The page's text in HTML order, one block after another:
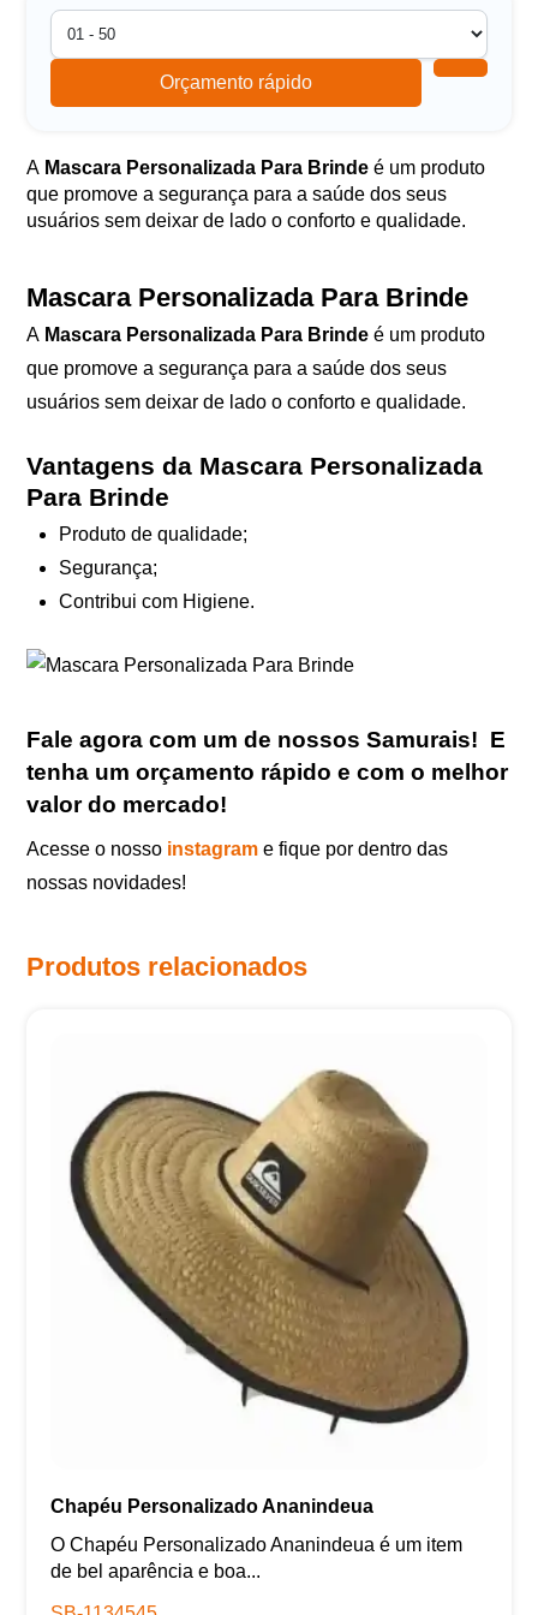
Orçamento rápido
A Mascara Personalizada Para Brindeé um produto
que promove a segurança para a saúde dos seus
usuários sem deixar de lado o conforto e qualidade.
Mascara Personalizada Para Brinde
A Mascara Personalizada Para Brindeé um produto
que promove a segurança para a saúde dos seus
usuários sem deixar de lado o conforto e qualidade.
Vantagens da Mascara Personalizada
Para Brinde
Produto de qualidade;
Segurança;
Contribui com Higiene.
Fale agora com um de nossos Samurais! E
tenha um orçamento rápido e com o melhor
valor do mercado!
Acesse o nosso instagram e fique por dentro das
nossas novidades!
Produtos relacionados
Chapéu Personalizado Ananindeua
O Chapéu Personalizado Ananindeua é um item
de bel aparência e boa...